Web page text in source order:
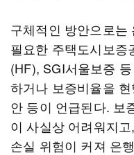
구체적인 방안으로는
필요한 주택도시보
(HF), SGI서울보증
하거나 보증비율을
안 등이 언급된다. 보
이 사실상 어려워지
손실 위험이 커져 은